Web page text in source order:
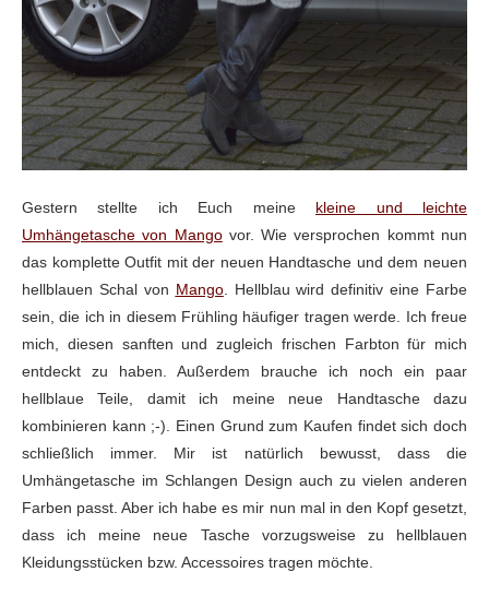
Gestern stellte ich Euch meine kleine und leichte
Umhängetasche von Mangovor. Wie versprochen kommt nun
das komplette Outfit mit der neuen Handtasche und dem neuen
hellblauen Schal von Mango. Hellblau wird definitiv eine Farbe
sein, die ich in diesem Frühling häufiger tragen werde. Ich freue
mich, diesen sanften und zugleich frischen Farbton für mich
entdeckt zu haben. Außerdem brauche ich noch ein paar
hellblaue Teile, damit ich meine neue Handtasche dazu
kombinieren kann ;-). Einen Grund zum Kaufen findet sich doch
schließlich immer. Mir ist natürlich bewusst, dass die
Umhängetasche im Schlangen Design auch zu vielen anderen
Farben passt. Aber ich habe es mir nun mal in den Kopf gesetzt,
dass ich meine neue Tasche vorzugsweise zu hellblauen
Kleidungsstücken bzw. Accessoires tragen möchte.